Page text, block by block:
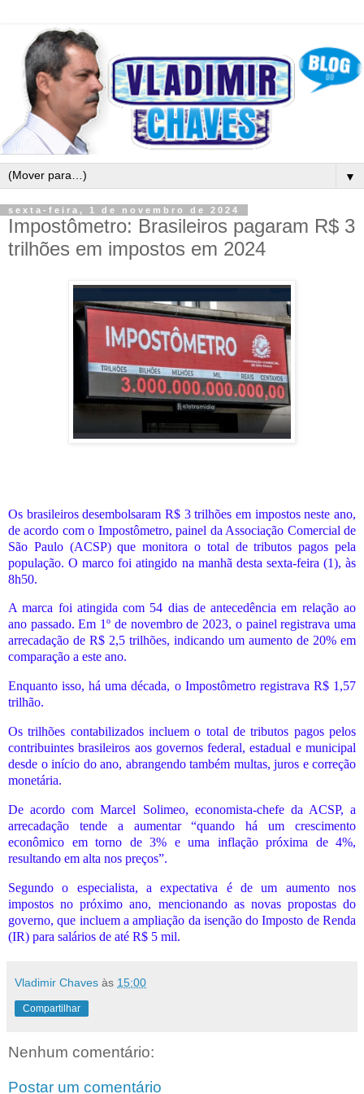
▼
sexta-feira, 1 de novembro de 2024
Impostômetro: Brasileiros pagaram R$ 3
trilhões em impostos em 2024
Os brasileiros desembolsaram R$ 3 trilhões em impostos neste ano,
de acordo com o Impostômetro, painel da Associação Comercial de
São Paulo (ACSP) que monitora o total de tributos pagos pela
população. O marco foi atingido na manhã desta sexta-feira (1), às
8h50.
A marca foi atingida com 54 dias de antecedência em relação ao
ano passado. Em 1º de novembro de 2023, o painel registrava uma
arrecadação de R$ 2,5 trilhões, indicando um aumento de 20% em
comparação a este ano.
Enquanto isso, há uma década, o Impostômetro registrava R$ 1,57
trilhão.
Os trilhões contabilizados incluem o total de tributos pagos pelos
contribuintes brasileiros aos governos federal, estadual e municipal
desde o início do ano, abrangendo também multas, juros e correção
monetária.
De acordo com Marcel Solimeo, economista-chefe da ACSP, a
arrecadação tende a aumentar “quando há um crescimento
econômico em torno de 3% e uma inflação próxima de 4%,
resultando em alta nos preços”.
Segundo o especialista, a expectativa é de um aumento nos
impostos no próximo ano, mencionando as novas propostas do
governo, que incluem a ampliação da isenção do Imposto de Renda
(IR) para salários de até R$ 5 mil.
Vladimir Chaves às 15:00
Compartilhar
Nenhum comentário:
Postar um comentário